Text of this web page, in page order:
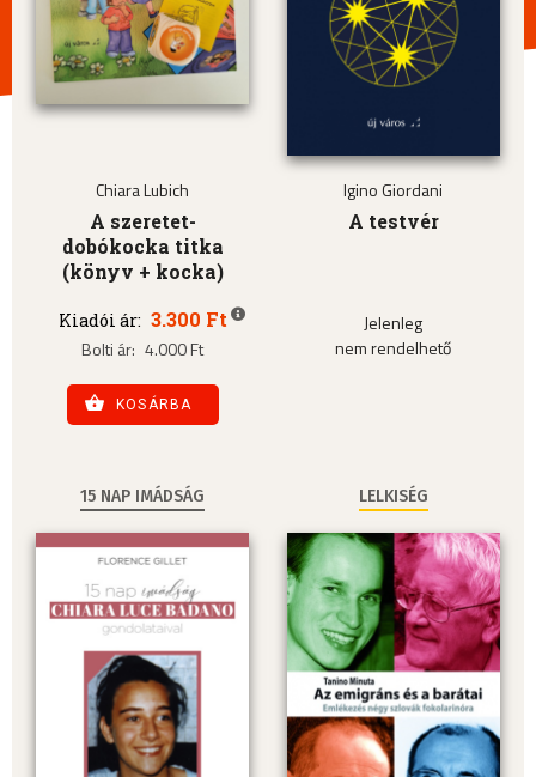
Chiara Lubich
A szeretet-
dobókocka titka
(könyv + kocka)
Kiadói ár: 3.300 Ft
Bolti ár: 4.000 Ft
KOSÁRBA
Igino Giordani
A testvér
Jelenleg
nem rendelhető
15 NAP IMÁDSÁG LELKISÉG